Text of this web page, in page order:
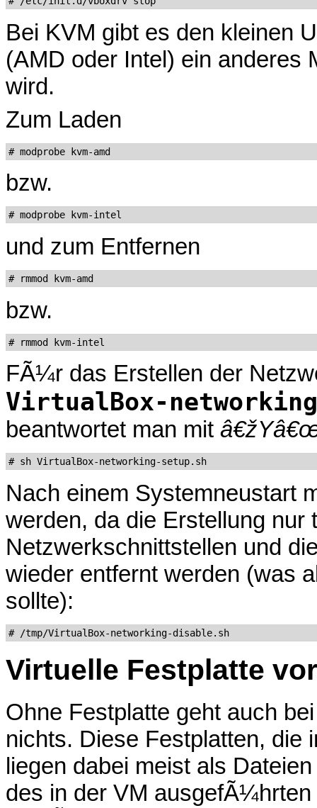
Bei KVM gibt es den kleinen
(AMD oder Intel) ein anderes
wird.
Zum Laden
bzw.
und zum Entfernen
bzw.
FÃ¼r das Erstellen der
VirtualBox-
beantwortet man mit
Nach einem Systemneustart
werden, da die Erstellung nur
Netzwerkschnittstellen und
wieder entfernt werden (was
sollte):
Virtuelle Festplatte
Ohne Festplatte geht auch
nichts. Diese Festplatten, die
liegen dabei meist als
des in der VM